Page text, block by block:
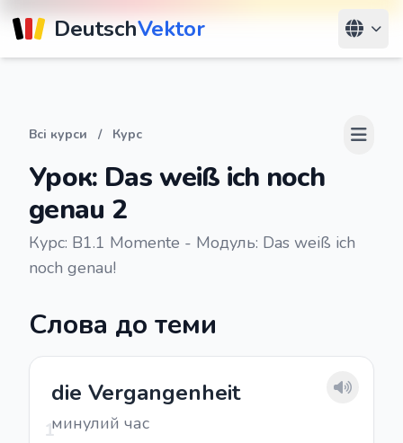
DeutschVektor
Всі курси / Курс
Урок: Das weiß ich noch
genau 2
Курс: B1.1 Momente - Модуль: Das weiß ich
noch genau!
Слова до теми
die Vergangenheit
минулий час
1